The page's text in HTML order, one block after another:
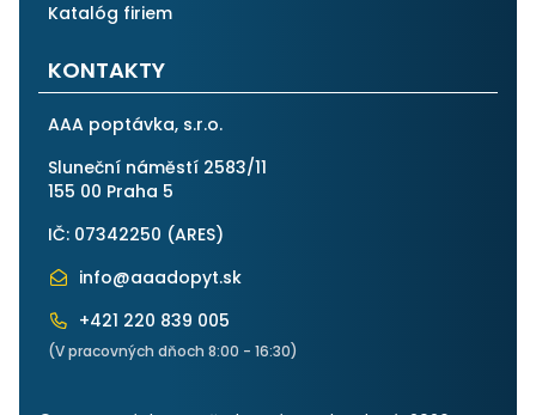
Katalóg firiem
KONTAKTY
AAA poptávka, s.r.o.
Sluneční náměstí 2583/11
155 00 Praha 5
IČ: 07342250 (ARES)
info@aaadopyt.sk
+421 220 839 005
(V pracovných dňoch 8:00 - 16:30)